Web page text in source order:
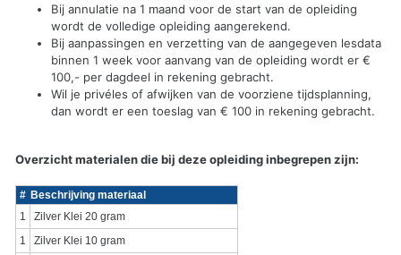
Bij annulatie na 1 maand voor de start van de opleiding
wordt de volledige opleiding aangerekend.
Bij aanpassingen en verzetting van de aangegeven lesdata
binnen 1 week voor aanvang van de opleiding wordt er €
100,- per dagdeel in rekening gebracht.
Wil je privéles of afwijken van de voorziene tijdsplanning,
dan wordt er een toeslag van € 100 in rekening gebracht.
Overzicht materialen die bij deze opleiding inbegrepen zijn:
# Beschrijving materiaal
1
Zilver Klei 20 gram
1
Zilver Klei 10 gram